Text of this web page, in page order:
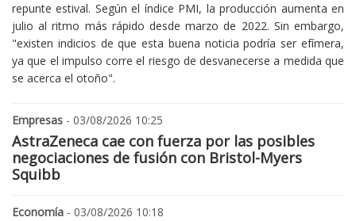
repunte estival. Según el índice PMI, la producción aumenta en
julio al ritmo más rápido desde marzo de 2022. Sin embargo,
"existen indicios de que esta buena noticia podría ser efímera,
ya que el impulso corre el riesgo de desvanecerse a medida que
se acerca el otoño".
Empresas - 03/08/2026 10:25
AstraZeneca cae con fuerza por las posibles
negociaciones de fusión con Bristol-Myers
Squibb
Economía - 03/08/2026 10:18